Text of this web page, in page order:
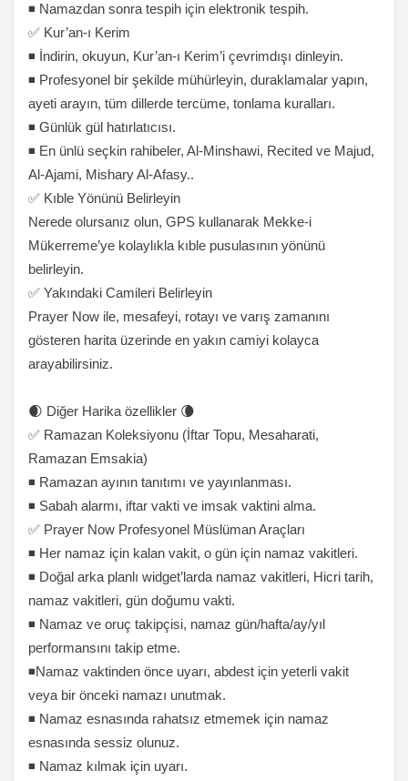
◾ Namazdan sonra tespih için elektronik tespih.
✅ Kur’an-ı Kerim
◾ İndirin, okuyun, Kur’an-ı Kerim’i çevrimdışı dinleyin.
◾ Profesyonel bir şekilde mühürleyin, duraklamalar yapın,
ayeti arayın, tüm dillerde tercüme, tonlama kuralları.
◾ Günlük gül hatırlatıcısı.
◾ En ünlü seçkin rahibeler, Al-Minshawi, Recited ve Majud,
Al-Ajami, Mishary Al-Afasy..
✅ Kıble Yönünü Belirleyin
Nerede olursanız olun, GPS kullanarak Mekke-i
Mükerreme’ye kolaylıkla kıble pusulasının yönünü
belirleyin.
✅ Yakındaki Camileri Belirleyin
Prayer Now ile, mesafeyi, rotayı ve varış zamanını
gösteren harita üzerinde en yakın camiyi kolayca
arayabilirsiniz.
🌒 Diğer Harika özellikler 🌘
✅ Ramazan Koleksiyonu (İftar Topu, Mesaharati,
Ramazan Emsakia)
◾ Ramazan ayının tanıtımı ve yayınlanması.
◾ Sabah alarmı, iftar vakti ve imsak vaktini alma.
✅ Prayer Now Profesyonel Müslüman Araçları
◾ Her namaz için kalan vakit, o gün için namaz vakitleri.
◾ Doğal arka planlı widget’larda namaz vakitleri, Hicri tarih,
namaz vakitleri, gün doğumu vakti.
◾ Namaz ve oruç takipçisi, namaz gün/hafta/ay/yıl
performansını takip etme.
◾Namaz vaktinden önce uyarı, abdest için yeterli vakit
veya bir önceki namazı unutmak.
◾ Namaz esnasında rahatsız etmemek için namaz
esnasında sessiz olunuz.
◾ Namaz kılmak için uyarı.